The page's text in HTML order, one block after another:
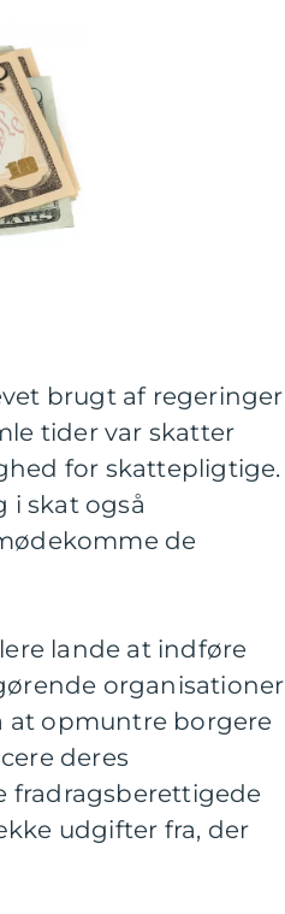
brugt af regeringer
tider var skatter
for skattepligtige.
i skat også
de
lande at indføre
organisationer
at opmuntre borgere
deres
fradragsberettigede
udgifter fra, der